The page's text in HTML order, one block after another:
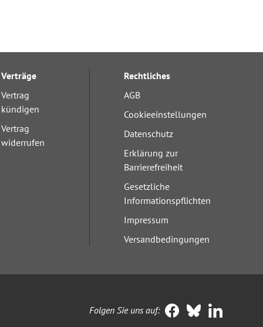
Verträge
Vertrag
kündigen
Vertrag
widerrufen
Rechtliches
AGB
Cookieeinstellungen
Datenschutz
Erklärung zur
Barrierefreiheit
Gesetzliche
Informationspflichten
Impressum
Versandbedingungen
Folgen Sie uns auf: